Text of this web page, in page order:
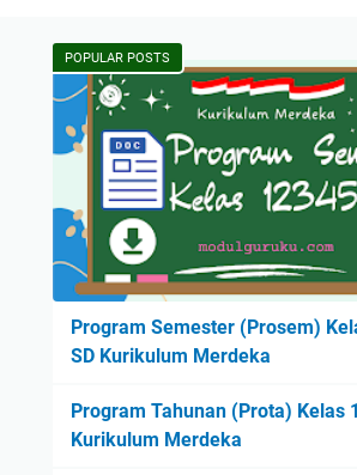
POPULAR POSTS
Program Semester (Prosem)
SD Kurikulum Merdeka
Program Tahunan (Prota) Kelas
Kurikulum Merdeka